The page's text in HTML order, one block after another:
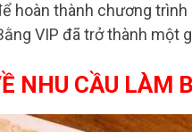
hoàn thành chương
VIP đã trở thành một
NHU CẦU LÀM